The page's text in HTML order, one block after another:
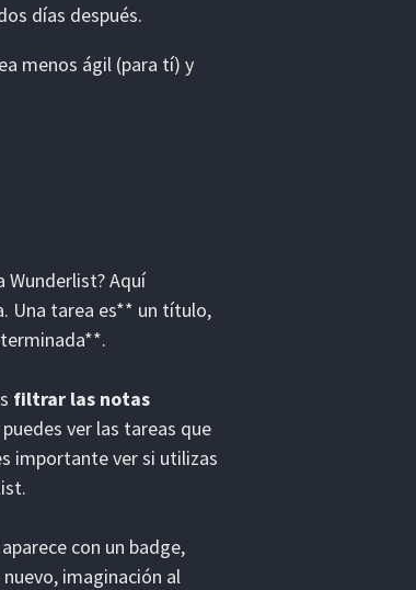
días después.
menos ágil (para tí) y
Wunderlist? Aquí
Una tarea es** un título,
filtrar las notas
ver las tareas que
importante ver si utilizas
con un badge,
imaginación al